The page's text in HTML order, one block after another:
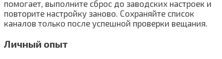
помогает, выполните сброс до заводских настроек и
повторите настройку заново. Сохраняйте список
каналов только после успешной проверки вещания.
Личный опыт